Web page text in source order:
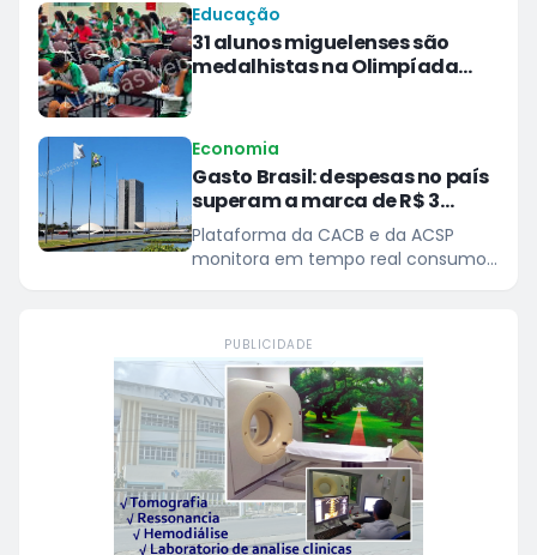
Educação
31 alunos miguelenses são
medalhistas na Olimpíada
Economia
Gasto Brasil: despesas no país
superam a marca de R$ 3
trilhões
Plataforma da CACB e da ACSP
monitora em tempo real consumo
PUBLICIDADE